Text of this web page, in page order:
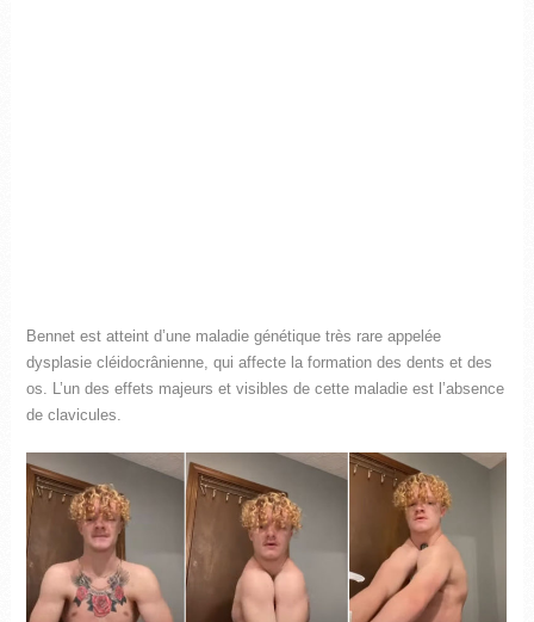
Bennet est atteint d’une maladie génétique très rare appelée
dysplasie cléidocrânienne, qui affecte la formation des dents et des
os. L’un des effets majeurs et visibles de cette maladie est l’absence
de clavicules.